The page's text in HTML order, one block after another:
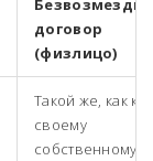
договор
(физлицо)
Такой же, как к
своему
собственному